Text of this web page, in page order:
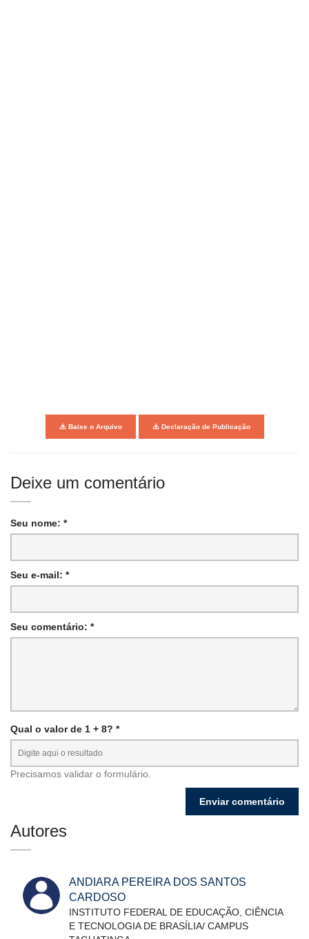
Baixe o Arquivo Declaração de Publicação
Deixe um comentário
Seu nome: *
Seu e-mail: *
Seu comentário: *
Qual o valor de 1 + 8? *
Precisamos validar o formulário.
Autores
ANDIARA PEREIRA DOS SANTOS
CARDOSO
INSTITUTO FEDERAL DE EDUCAÇÃO, CIÊNCIA
E TECNOLOGIA DE BRASÍLIA/ CAMPUS